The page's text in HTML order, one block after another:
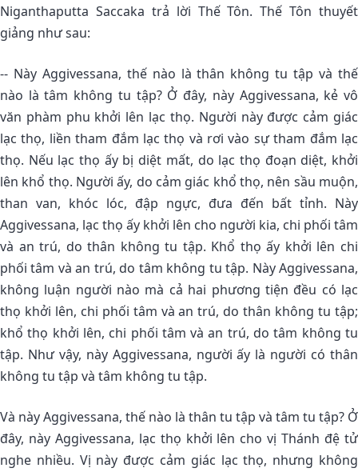
Niganthaputta Saccaka trả lời Thế Tôn. Thế Tôn thuyết
giảng như sau:
-- Này Aggivessana, thế nào là thân không tu tập và thế
nào là tâm không tu tập? Ở đây, này Aggivessana, kẻ vô
văn phàm phu khởi lên lạc thọ. Người này được cảm giác
lạc thọ, liền tham đắm lạc thọ và rơi vào sự tham đắm lạc
thọ. Nếu lạc thọ ấy bị diệt mất, do lạc thọ đoạn diệt, khởi
lên khổ thọ. Người ấy, do cảm giác khổ thọ, nên sầu muộn,
than van, khóc lóc, đập ngực, đưa đến bất tỉnh. Này
Aggivessana, lạc thọ ấy khởi lên cho người kia, chi phối tâm
và an trú, do thân không tu tập. Khổ thọ ấy khởi lên chi
phối tâm và an trú, do tâm không tu tập. Này Aggivessana,
không luận người nào mà cả hai phương tiện đều có lạc
thọ khởi lên, chi phối tâm và an trú, do thân không tu tập;
khổ thọ khởi lên, chi phối tâm và an trú, do tâm không tu
tập. Như vậy, này Aggivessana, người ấy là người có thân
không tu tập và tâm không tu tập.
Và này Aggivessana, thế nào là thân tu tập và tâm tu tập? Ở
đây, này Aggivessana, lạc thọ khởi lên cho vị Thánh đệ tử
nghe nhiều. Vị này được cảm giác lạc thọ, nhưng không